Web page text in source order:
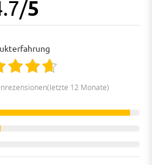
/5
12 Monate)